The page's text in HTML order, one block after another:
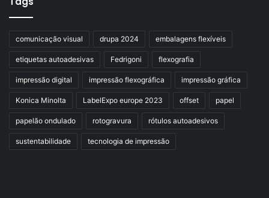
comunicação visual drupa 2024 embalagens flexíveis
etiquetas autoadesivas Fedrigoni flexografia
impressão digital impressão flexográfica impressão gráfica
Konica Minolta LabelExpo europe 2023 offset papel
papelão ondulado rotogravura rótulos autoadesivos
sustentabilidade tecnologia de impressão